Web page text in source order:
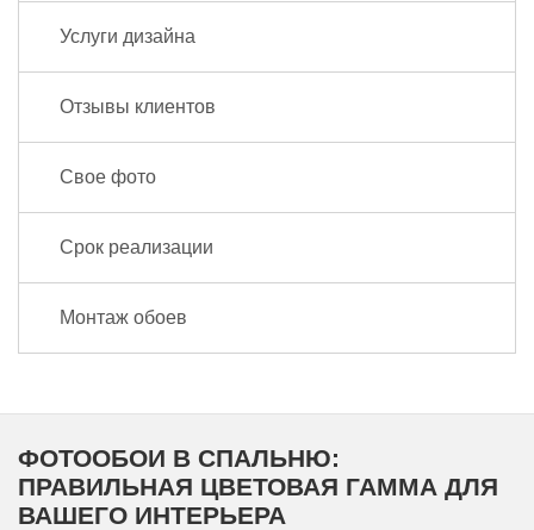
Услуги дизайна
Отзывы клиентов
Свое фото
Срок реализации
Монтаж обоев
ФОТООБОИ В СПАЛЬНЮ:
ПРАВИЛЬНАЯ ЦВЕТОВАЯ ГАММА ДЛЯ
ВАШЕГО ИНТЕРЬЕРА